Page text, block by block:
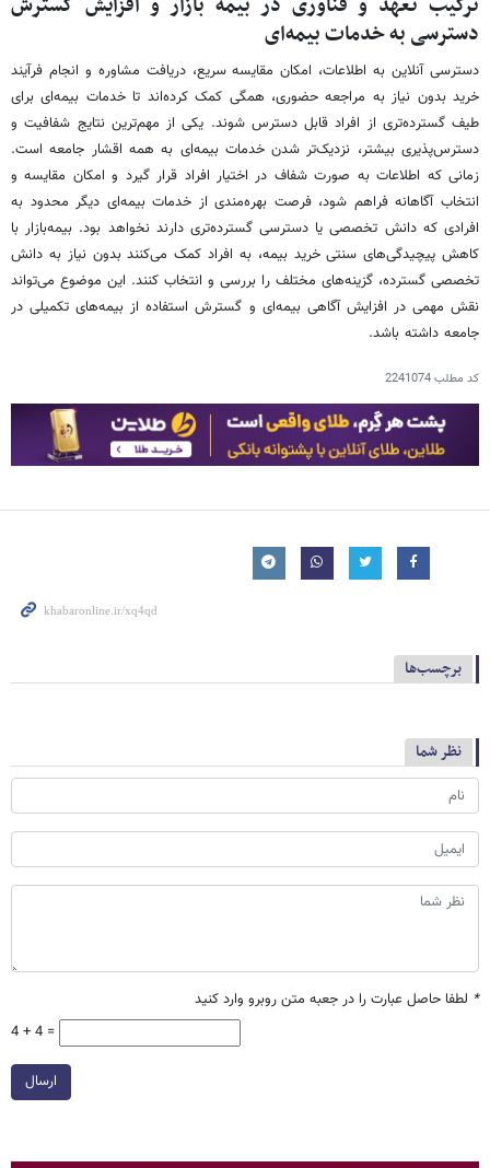
دسترسی به خدمات بیمه‌ای
دسترسی آنلاین به اطلاعات، امکان مقایسه سریع، دریافت مشاوره و انجام فرآیند
خرید بدون نیاز به مراجعه حضوری، همگی کمک کرده‌اند تا خدمات بیمه‌ای برای
طیف گسترده‌تری از افراد قابل دسترس شوند. یکی از مهم‌ترین نتایج شفافیت و
دسترس‌پذیری بیشتر، نزدیک‌تر شدن خدمات بیمه‌ای به همه اقشار جامعه است.
زمانی که اطلاعات به صورت شفاف در اختیار افراد قرار گیرد و امکان مقایسه و
انتخاب آگاهانه فراهم شود، فرصت بهره‌مندی از خدمات بیمه‌ای دیگر محدود به
افرادی که دانش تخصصی یا دسترسی گسترده‌تری دارند نخواهد بود. بیمه‌بازار با
کاهش پیچیدگی‌های سنتی خرید بیمه، به افراد کمک می‌کنند بدون نیاز به دانش
تخصصی گسترده، گزینه‌های مختلف را بررسی و انتخاب کنند. این موضوع می‌تواند
نقش مهمی در افزایش آگاهی بیمه‌ای و گسترش استفاده از بیمه‌های تکمیلی در
جامعه داشته باشد.
کد مطلب2241074
برچسب‌ها
نظر شما
* لطفا حاصل عبارت را در جعبه متن روبرو وارد کنید
4 + 4 =
ارسال